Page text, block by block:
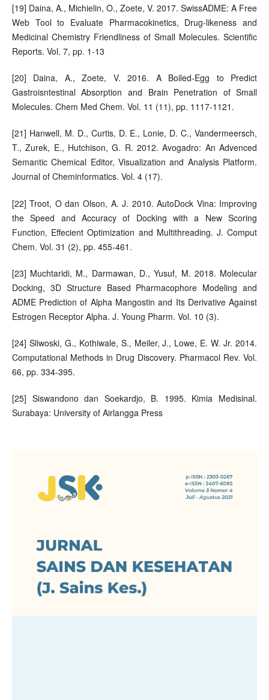
[19] Daina, A., Michielin, O., Zoete, V. 2017. SwissADME: A Free
Web Tool to Evaluate Pharmacokinetics, Drug-likeness and
Medicinal Chemistry Friendliness of Small Molecules. Scientific
Reports. Vol. 7, pp. 1-13
[20] Daina, A., Zoete, V. 2016. A Boiled-Egg to Predict
Gastroisntestinal Absorption and Brain Penetration of Small
Molecules. Chem Med Chem. Vol. 11 (11), pp. 1117-1121.
[21] Hanwell, M. D., Curtis, D. E., Lonie, D. C., Vandermeersch,
T., Zurek, E., Hutchison, G. R. 2012. Avogadro: An Advenced
Semantic Chemical Editor, Visualization and Analysis Platform.
Journal of Cheminformatics. Vol. 4 (17).
[22] Troot, O dan Olson, A. J. 2010. AutoDock Vina: Improving
the Speed and Accuracy of Docking with a New Scoring
Function, Effecient Optimization and Multithreading. J. Comput
Chem. Vol. 31 (2), pp. 455-461.
[23] Muchtaridi, M., Darmawan, D., Yusuf, M. 2018. Molecular
Docking, 3D Structure Based Pharmacophore Modeling and
ADME Prediction of Alpha Mangostin and Its Derivative Against
Estrogen Receptor Alpha. J. Young Pharm. Vol. 10 (3).
[24] Sliwoski, G., Kothiwale, S., Meiler, J., Lowe, E. W. Jr. 2014.
Computational Methods in Drug Discovery. Pharmacol Rev. Vol.
66, pp. 334-395.
[25] Siswandono dan Soekardjo, B. 1995. Kimia Medisinal.
Surabaya: University of Airlangga Press